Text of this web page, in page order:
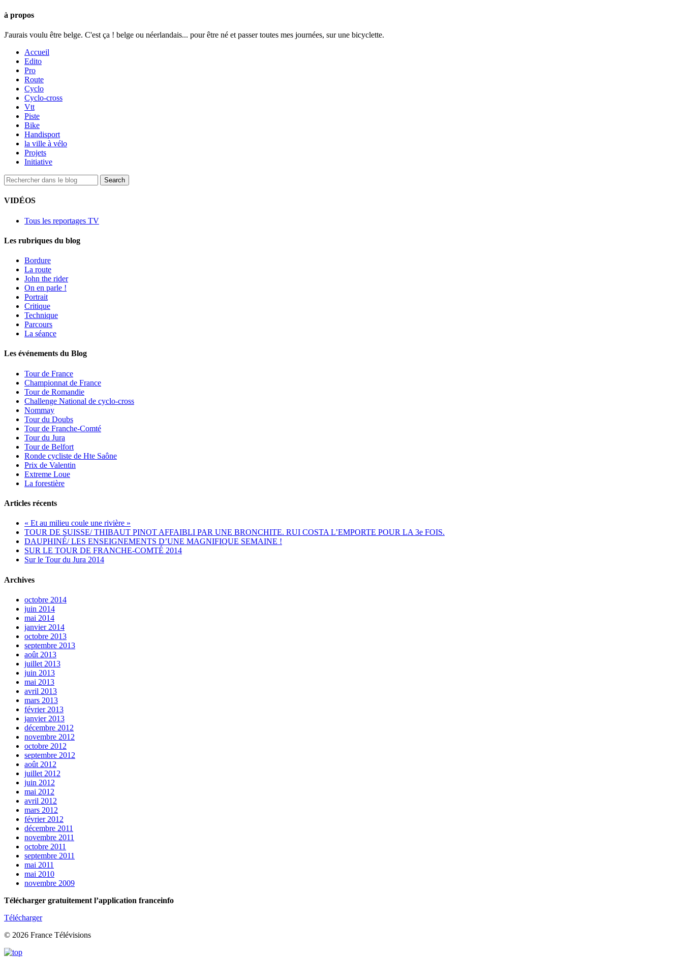
à propos
J'aurais voulu être belge. C'est ça ! belge ou néerlandais... pour être né et passer toutes mes journées, sur une bicyclette.
Accueil
Edito
Pro
Route
Cyclo
Cyclo-cross
Vtt
Piste
Bike
Handisport
la ville à vélo
Projets
Initiative
VIDÉOS
Tous les reportages TV
Les rubriques du blog
Bordure
La route
John the rider
On en parle !
Portrait
Critique
Technique
Parcours
La séance
Les événements du Blog
Tour de France
Championnat de France
Tour de Romandie
Challenge National de cyclo-cross
Nommay
Tour du Doubs
Tour de Franche-Comté
Tour du Jura
Tour de Belfort
Ronde cycliste de Hte Saône
Prix de Valentin
Extreme Loue
La forestière
Articles récents
« Et au milieu coule une rivière »
TOUR DE SUISSE/ THIBAUT PINOT AFFAIBLI PAR UNE BRONCHITE. RUI COSTA L’EMPORTE POUR LA 3e FOIS.
DAUPHINÉ/ LES ENSEIGNEMENTS D’UNE MAGNIFIQUE SEMAINE !
SUR LE TOUR DE FRANCHE-COMTÉ 2014
Sur le Tour du Jura 2014
Archives
octobre 2014
juin 2014
mai 2014
janvier 2014
octobre 2013
septembre 2013
août 2013
juillet 2013
juin 2013
mai 2013
avril 2013
mars 2013
février 2013
janvier 2013
décembre 2012
novembre 2012
octobre 2012
septembre 2012
août 2012
juillet 2012
juin 2012
mai 2012
avril 2012
mars 2012
février 2012
décembre 2011
novembre 2011
octobre 2011
septembre 2011
mai 2011
mai 2010
novembre 2009
Télécharger gratuitement l’application franceinfo
Télécharger
© 2026 France Télévisions